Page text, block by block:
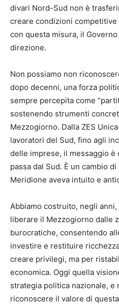
divari Nord-Sud non è
creare condizioni
con questa misura, il
direzione.
Non possiamo non
dopo decenni, una forza
sempre percepita come
sostenendo strumenti
Mezzogiorno. Dalla ZES
lavoratori del Sud, fino agli
delle imprese, il messaggio è
passa dal Sud. È un cambio
Meridione aveva intuito e
Abbiamo costruito, negli
liberare il Mezzogiorno dalle
burocratiche, consentendo
investire e restituire
creare privilegi, ma per
economica. Oggi quella
strategia politica nazionale, e
riconoscere il valore di